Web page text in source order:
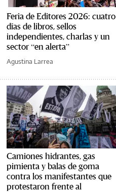
Feria de Editores 2026: cuatro
días de libros, sellos
independientes, charlas y un
sector “en alerta”
Agustina Larrea
Camiones hidrantes, gas
pimienta y balas de goma
contra los manifestantes que
protestaron frente al